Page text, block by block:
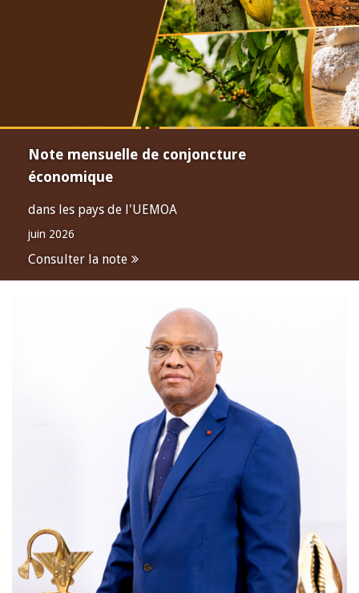
Note mensuelle de conjoncture
économique
dans les pays de l'UEMOA
juin 2026
Consulter la note